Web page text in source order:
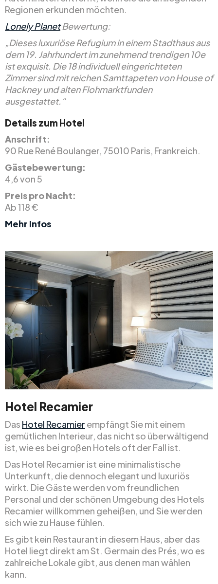
Regionen erkunden möchten.
Lonely PlanetBewertung:
„Dieses luxuriöse Refugium in einem Stadthaus aus
dem 19. Jahrhundert im zunehmend trendigen 10e
ist exquisit. Die 18 individuell eingerichteten
Zimmer sind mit reichen Samttapeten von House of
Hackney und alten Flohmarktfunden
ausgestattet.“
Details zum Hotel
Anschrift:
90 Rue René Boulanger, 75010 Paris, Frankreich.
Gästebewertung:
4,6 von 5
Preis pro Nacht:
Ab 118 €
Mehr Infos
Hotel Recamier
Das Hotel Recamier empfängt Sie mit einem
gemütlichen Interieur, das nicht so überwältigend
ist, wie es bei großen Hotels oft der Fall ist.
Das Hotel Recamier ist eine minimalistische
Unterkunft, die dennoch elegant und luxuriös
wirkt. Die Gäste werden vom freundlichen
Personal und der schönen Umgebung des Hotels
Recamier willkommen geheißen, und Sie werden
sich wie zu Hause fühlen.
Es gibt kein Restaurant in diesem Haus, aber das
Hotel liegt direkt am St. Germain des Prés, wo es
zahlreiche Lokale gibt, aus denen man wählen
kann.